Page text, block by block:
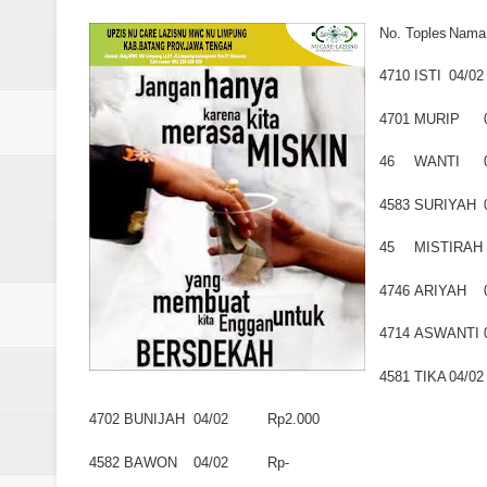
Laporan Koin Nu Plumbon
Laporan Koin Nu Ngaliyan
Laporan Koin Nu Lobang
Laporan Koin Nu Limpung
Laporan Koin Nu Kepuh Oktober
Laporan Koin Nu Kalisalak
Laporan Koin Nu Donorejo
No. Toples Nama
4710 ISTI 04/02
4701 MURIP
46 WANTI
4583 SURIYAH
45 MISTIRAH
4746 ARIYAH
4714 ASWANTI
4581 TIKA 04/02
4702 BUNIJAH 04/02 Rp2.000
4582 BAWON 04/02 Rp-